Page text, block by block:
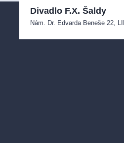
Divadlo F.X. Šaldy
Nám. Dr. Edvarda Beneše 22,